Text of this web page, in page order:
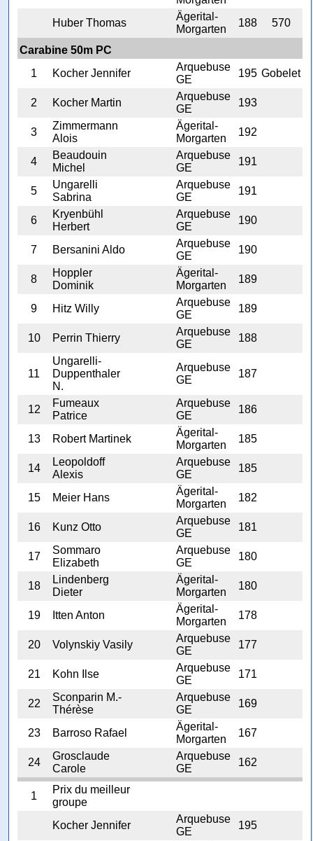
Huber Thomas
Ägerital-
Morgarten
188 570
Carabine 50m PC
1
Kocher Jennifer
Arquebuse
GE
195 Gobelet
2 Kocher Martin
Arquebuse
GE
193
3
Zimmermann
Alois
Ägerital-
Morgarten
192
4
Beaudouin
Michel
Arquebuse
GE
191
5
Ungarelli
Sabrina
Arquebuse
GE
191
6
Kryenbühl
Herbert
Arquebuse
GE
190
7 Bersanini Aldo
Arquebuse
GE
190
8
Hoppler
Dominik
Ägerital-
Morgarten
189
9 Hitz Willy
Arquebuse
GE
189
10 Perrin Thierry
Arquebuse
GE
188
11
Ungarelli-
Duppenthaler
N.
Arquebuse
GE
187
12
Fumeaux
Patrice
Arquebuse
GE
186
13 Robert Martinek
Ägerital-
Morgarten
185
14
Leopoldoff
Alexis
Arquebuse
GE
185
15 Meier Hans
Ägerital-
Morgarten
182
16 Kunz Otto
Arquebuse
GE
181
17
Sommaro
Elizabeth
Arquebuse
GE
180
18
Lindenberg
Dieter
Ägerital-
Morgarten
180
19 Itten Anton
Ägerital-
Morgarten
178
20 Volynskiy Vasily
Arquebuse
GE
177
21 Kohn Ilse
Arquebuse
GE
171
22
Sconparin M.-
Thérèse
Arquebuse
GE
169
23 Barroso Rafael
Ägerital-
Morgarten
167
24
Grosclaude
Carole
Arquebuse
GE
162
1
Prix du meilleur
groupe
Kocher Jennifer
Arquebuse
GE
195